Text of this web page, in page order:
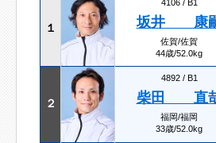
１
4106 / B1
坂井 康
佐賀/佐賀
44歳/52.0kg
２
4892 / B1
柴田 直
福岡/福岡
33歳/52.0kg